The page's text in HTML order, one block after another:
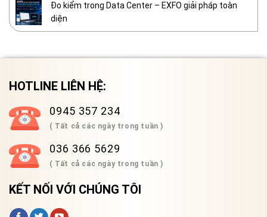
Đo kiểm trong Data Center – EXFO giải pháp toàn
diện
HOTLINE LIÊN HỆ:
0945 357 234
( Tất cả các ngày trong tuần )
036 366 5629
( Tất cả các ngày trong tuần )
KẾT NỐI VỚI CHÚNG TÔI